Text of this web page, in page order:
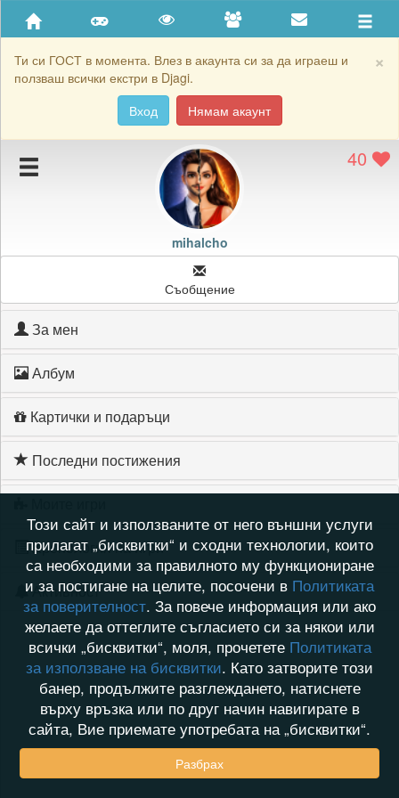
×
Ти си ГОСТ в момента. Влез в акаунта си за да играеш и
ползваш всички екстри в Djagi.
Вход
Нямам акаунт
Приятели
Хронология на игри
Подаръците на mihalcho
Картичките на mihalcho
40
mihalcho
Съобщение
За мен
Албум
Картички и подаръци
Последни постижения
Хронология на игри
Активност
Този сайт и използваните от него външни услуги
прилагат „бисквитки“ и сходни технологии, които
са необходими за правилното му функциониране
и за постигане на целите, посочени в Политиката
за поверителност. За повече информация или ако
желаете да оттеглите съгласието си за някои или
всички „бисквитки“, моля, прочетете Политиката
за използване на бисквитки. Като затворите този
банер, продължите разглеждането, натиснете
върху връзка или по друг начин навигирате в
сайта, Вие приемате употребата на „бисквитки“.
Разбрах